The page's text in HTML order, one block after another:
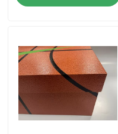
उत्पाद
वीडियो